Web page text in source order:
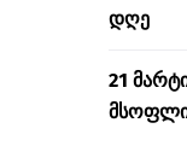
დღე
21